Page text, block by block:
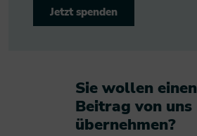
Jetzt spenden
Sie wollen einen
Beitrag von uns
übernehmen?​